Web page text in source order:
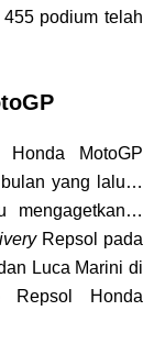
podium telah
Honda MotoGP
yang lalu…
mengagetkan…
Repsol pada
Luca Marini di
Repsol Honda